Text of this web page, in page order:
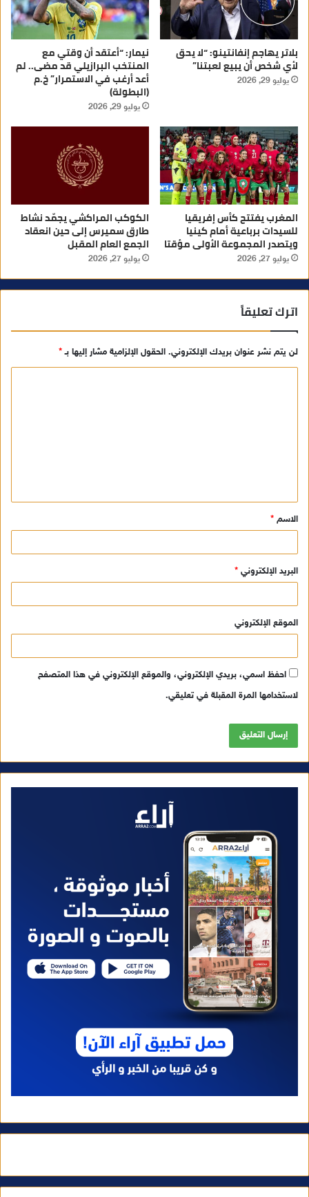
بلاتر يهاجم إنفانتينو: “لا يحق
لأي شخص أن يبيع لعبتنا”
يوليو 29, 2026
نيمار: “أعتقد أن وقتي مع
المنتخب البرازيلي قد مضى.. لم
أعد أرغب في الاستمرار” خ.م
(البطولة)
يوليو 29, 2026
المغرب يفتتح كأس إفريقيا
للسيدات برباعية أمام كينيا
ويتصدر المجموعة الأولى مؤقتا
يوليو 27, 2026
الكوكب المراكشي يجمّد نشاط
طارق سميرس إلى حين انعقاد
الجمع العام المقبل
يوليو 27, 2026
اترك تعليقاً
لن يتم نشر عنوان بريدك الإلكتروني. الحقول الإلزامية مشار إليها بـ*
ق
*
الاسم *
البريد الإلكتروني *
الموقع الإلكتروني
احفظ اسمي، بريدي الإلكتروني، والموقع الإلكتروني في هذا المتصفح
لاستخدامها المرة المقبلة في تعليقي.